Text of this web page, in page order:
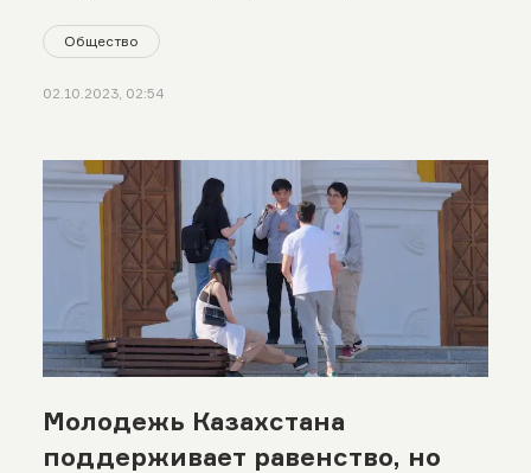
Общество
02.10.2023, 02:54
Молодежь Казахстана
поддерживает равенство, но